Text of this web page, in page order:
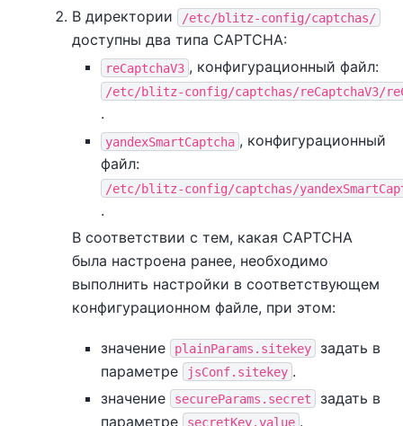
В директории
/etc/blitz-config/captchas/
доступны два типа СAPTCHA:
reCaptchaV3 , конфигурационный файл:
/etc/blitz-config/captchas/reCaptchaV3/
.
yandexSmartCaptcha , конфигурационный
файл:
/etc/blitz-config/captchas/
.
В соответствии с тем, какая CAPTCHA
была настроена ранее, необходимо
выполнить настройки в соответствующем
конфигурационном файле, при этом:
значение plainParams.sitekey
задать в
параметрe
jsConf.sitekey .
значение
secureParams.secret
задать в
параметре
secretKey.value .